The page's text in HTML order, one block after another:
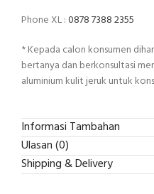
Phone XL :0878 7388 2355
* Kepada calon konsumen
bertanya dan berkonsultasi
aluminium kulit jeruk untuk
Informasi Tambahan
Ulasan (0)
Shipping & Delivery